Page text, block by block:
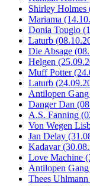
Shirley Holmes
Mariama
Donia Touglo
Laturb
Die Absage
Helgen
Muff Potter
Laturb
Antilopen
Danger Dan
A.S. Fanning
Von Wegen
Jan Delay
Kadavar
Love Machine
Antilopen
Thees